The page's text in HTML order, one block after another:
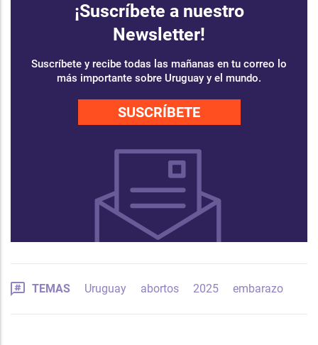
¡Suscríbete a nuestro
Newsletter!
Suscríbete y recibe todas las mañanas en tu correo lo
más importante sobre Uruguay y el mundo.
SUSCRÍBETE
TEMAS Uruguay abortos 2025 embarazo